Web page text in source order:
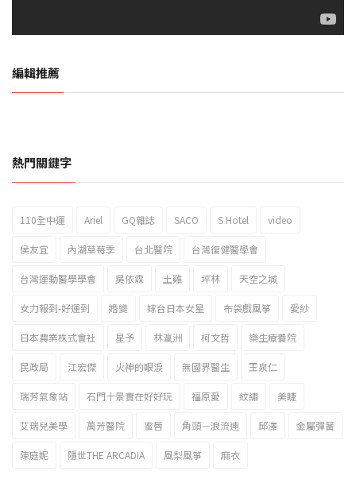
編輯推薦
2023新北市北海岸國際風箏節「風在石起」霸氣回歸
熱門關鍵字
110全中運 Ariel GQ雜誌 SACO S Hotel video
侯友宜 內湖草莓季 台北醫院 台灣復健醫學會
台灣運動醫學學會 吳依霖 土雞 坪林 天空之城
女力報到-好運到 婚變 嫁台日本女星 布袋戲風箏 愛紗
日本農業株式會社 星予 林瀛洲 柯文哲 樂生療養院
民政局 江宏傑 火神的眼淚 無國界醫生 王泉仁
瑞芳氣象站 石門十景實在好好玩 福原愛 紋繡 美睫
艾瑞兒美學 萬芳醫院 蜜唇 角頭－浪流連 邱澤 金屬彈簧
陳庭妮 隱世THE ARCADIA 風梨風箏 麻衣